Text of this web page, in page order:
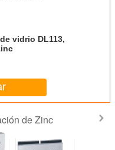
vidrio DL113,
de Zinc